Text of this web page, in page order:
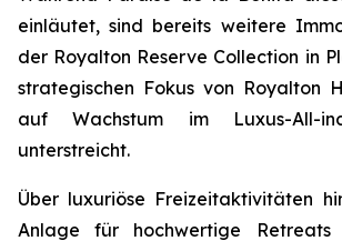
einläutet, sind bereits weitere
der Royalton Reserve Collection in
strategischen Fokus von Royalton
auf Wachstum im Luxus-All-
unterstreicht.
Über luxuriöse Freizeitaktivitäten
Anlage für hochwertige Retreats